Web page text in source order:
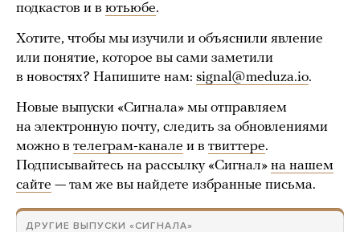
подкастов и в ютьюбе.
Хотите, чтобы мы изучили и объяснили явление
или понятие, которое вы сами заметили
в новостях? Напишите нам: signal@meduza.io.
Новые выпуски «Сигнала» мы отправляем
на электронную почту, следить за обновлениями
можно в телеграм-канале и в твиттере.
Подписывайтесь на рассылку «Сигнал» на нашем
сайте — там же вы найдете избранные письма.
ДРУГИЕ ВЫПУСКИ «СИГНАЛА»